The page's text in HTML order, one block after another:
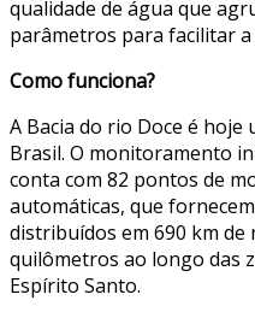
qualidade de água que
parâmetros para facilitar
Como funciona?
A Bacia do rio Doce é
Brasil. O monitoramento
conta com 82 pontos de
automáticas, que
distribuídos em 690 km de
quilômetros ao longo das
Espírito Santo.